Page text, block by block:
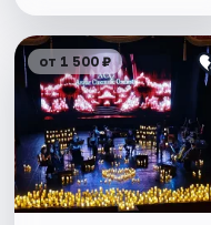
от 1 500 ₽